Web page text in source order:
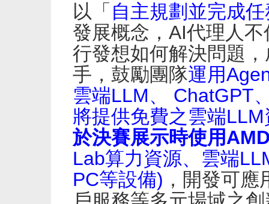
以「 自主規劃並完成
發展概念，AI代理人
行發想如何解決問題
手，鼓勵團隊運用
雲端LLM、 ChatGPT
將提供免費之雲端
於決賽展示時使用
Lab算力資源、雲端
PC等設備) ，開發可